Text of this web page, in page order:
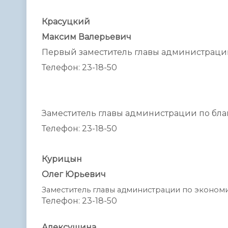
Красуцкий
Максим Валерьевич
Первый заместитель главы
Телефон: 23-18-50
Заместитель главы администрации по
Телефон: 23-18-50
Курицын
Олег Юрьевич
Заместитель главы администрации по
Телефон: 23-18-50